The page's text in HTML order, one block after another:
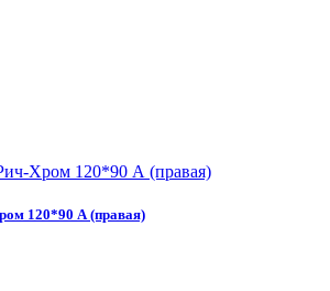
120*90 А (правая)